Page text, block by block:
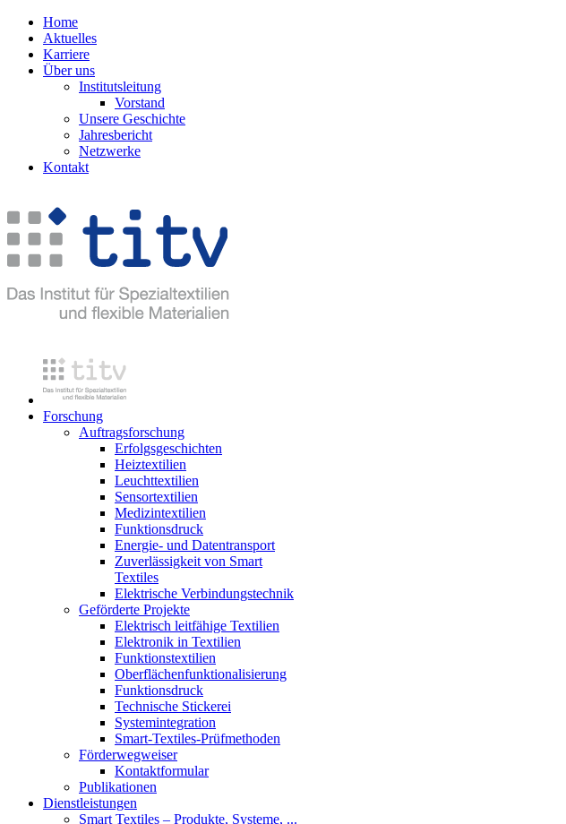
Home
Aktuelles
Karriere
Über uns
Institutsleitung
Vorstand
Unsere Geschichte
Jahresbericht
Netzwerke
Kontakt
Forschung
Auftragsforschung
Erfolgsgeschichten
Heiztextilien
Leuchttextilien
Sensortextilien
Medizintextilien
Funktionsdruck
Energie- und Datentransport
Zuverlässigkeit von Smart
Textiles
Elektrische Verbindungstechnik
Geförderte Projekte
Elektrisch leitfähige Textilien
Elektronik in Textilien
Funktionstextilien
Oberflächenfunktionalisierung
Funktionsdruck
Technische Stickerei
Systemintegration
Smart-Textiles-Prüfmethoden
Förderwegweiser
Kontaktformular
Publikationen
Dienstleistungen
Smart Textiles – Produkte, Systeme, ...